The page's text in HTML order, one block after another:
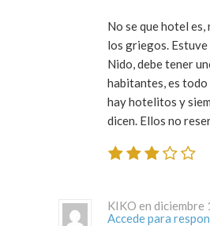
No se que hotel
los griegos.
Nido, debe tener
habitantes, es
hay hotelitos y
dicen. Ellos no
Accede para